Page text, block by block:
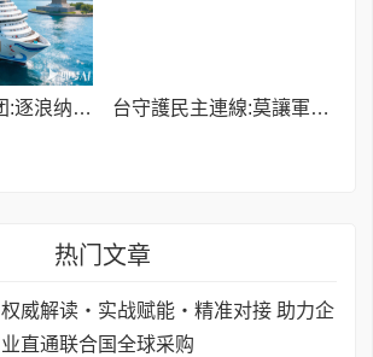
三合盛控股集团:逐浪纳斯达克,领航数字经济新蓝海 台守護民主連線:莫讓軍購斷送兩岸和平
热门文章
权威解读・实战赋能・精准对接 助力企
业直通联合国全球采购